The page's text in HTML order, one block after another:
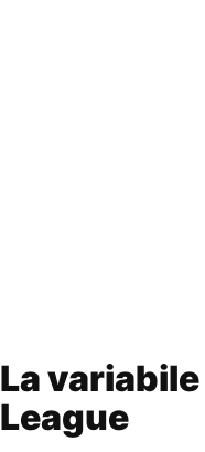
La
League